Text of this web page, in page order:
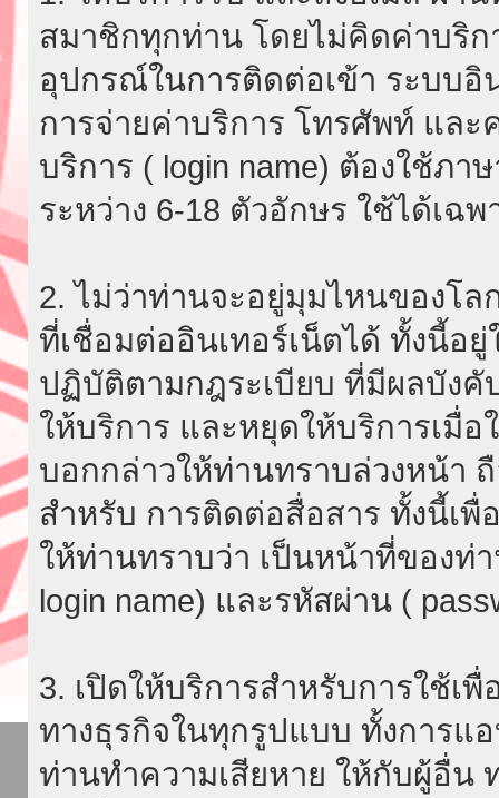
สมาชิกทุกท่าน โดยไม่คิดค่าบริก
อุปกรณ์ในการติดต่อเข้า ระบบอิ
การจ่ายค่าบริการ โทรศัพท์ และ
บริการ ( login name) ต้องใช้ภ
ระหว่าง 6-18 ตัวอักษร ใช้ได้เฉ
2. ไม่ว่าท่านจะอยู่มุมไหนของโล
ที่เชื่อมต่ออินเทอร์เน็ตได้ ทั้งนี้อ
ปฏิบัติตามกฎระเบียบ ที่มีผลบังคั
ให้บริการ และหยุดให้บริการเมื่
บอกกล่าวให้ท่านทราบล่วงหน้า
สำหรับ การติดต่อสื่อสาร ทั้งนี้เพื่
ให้ท่านทราบว่า เป็นหน้าที่ของท่
login name) และรหัสผ่าน (
3. เปิดให้บริการสำหรับการใช้เ
ทางธุรกิจในทุกรูปแบบ ทั้งการแ
ท่านทำความเสียหาย ให้กับผู้อื่น